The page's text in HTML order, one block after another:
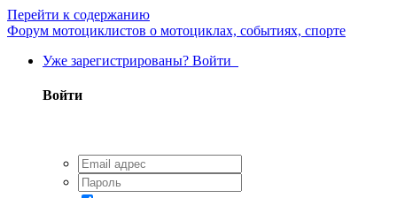
Перейти к содержанию
Форум мотоциклистов о мотоциклах, событиях, спорте
Уже зарегистрированы? Войти
Войти